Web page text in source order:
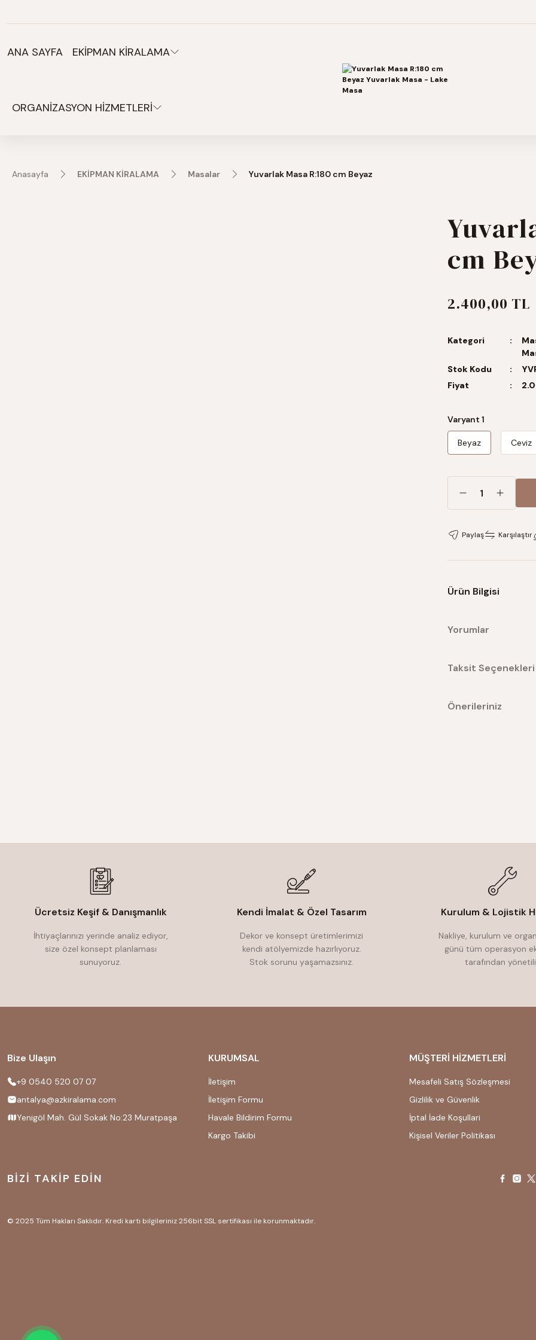
Organizasyonlarınız için tüm ihtiyaçlarınız burada.
ANA SAYFA EKİPMAN KİRALAMA
ORGANİZASYON HİZMETLERİ
Anasayfa EKİPMAN KİRALAMA Masalar Yuvarlak Masa R:180 cm Beyaz
cm
2.400,00 TL
Kategori
Stok Kodu
Fiyat
Varyant 1
Beyaz Ceviz
Paylaş Karşılaştır
Ürün Bilgisi
Yorumlar
Taksit Seçenekleri
Önerileriniz
Ücretsiz Keşif & Danışmanlık
İhtiyaçlarınızı yerinde analiz ediyor,
size özel konsept planlaması
sunuyoruz.
Kendi İmalat & Özel Tasarım
Dekor ve konsept üretimlerimizi
kendi atölyemizde hazırlıyoruz.
Stok sorunu yaşamazsınız.
Kurulum & Lojistik
Nakliye, kurulum ve
günü tüm operasyon
tarafından
Bize Ulaşın
+9 0540 520 07 07
antalya@azkiralama.com
Yenigöl Mah. Gül Sokak No:23 Muratpaşa
KURUMSAL
İletişim
İletişim Formu
Havale Bildirim Formu
Kargo Takibi
MÜŞTERİ HİZMETLERİ
Mesafeli Satış Sözleşmesi
Gizlilik ve Güvenlik
İptal İade Koşullari
Kişisel Veriler Politikası
BİZİ TAKİP EDİN
© 2025 Tüm Hakları Saklıdır. Kredi kartı bilgileriniz 256bit SSL sertifikası ile korunmaktadır.